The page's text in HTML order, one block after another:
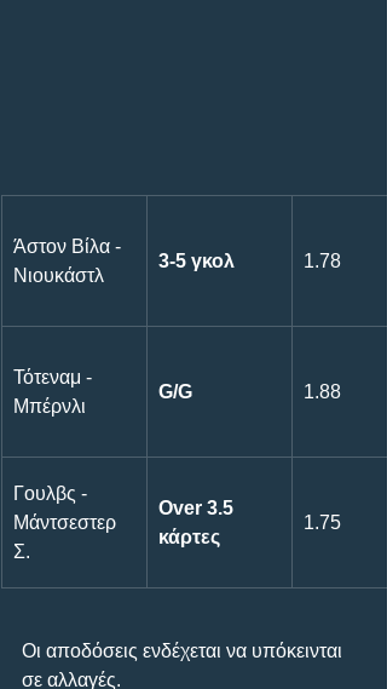
Άστον Βίλα -
Νιουκάστλ
3-5 γκολ 1.78
Τότεναμ -
Μπέρνλι
G/G 1.88
Γουλβς -
Μάντσεστερ
Σ.
Over 3.5
κάρτες
1.75
Οι αποδόσεις ενδέχεται να υπόκεινται
σε αλλαγές.